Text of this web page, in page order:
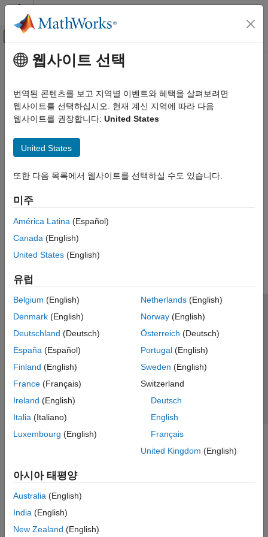
콘텐츠로 바로 가기
오프캔버스 탐색 메뉴 토글
문서 홈
Radar
카테고리
Mapping Toolbox
Get Started with Mapping Toolbox
Map Display
Geometric Geodesy
Coordinate Reference Systems
Applications
Partial Differential Equation Toolbox
Phased Array System Toolbox
주요 콘텐츠
How useful was this information?
웹사이트 선택
번역된 콘텐츠를 보고 지역별 이벤트와 혜택을 살펴보려면
웹사이트를 선택하십시오. 현재 계신 지역에 따라 다음
웹사이트를 권장합니다: United States
United States
또한 다음 목록에서 웹사이트를 선택하실 수도 있습니다.
미주
América Latina (Español)
Canada (English)
United States (English)
유럽
Belgium (English)
Denmark (English)
Deutschland (Deutsch)
España (Español)
Finland (English)
France (Français)
Ireland (English)
Italia (Italiano)
Luxembourg (English)
Netherlands(English)
Norway(English)
Österreich (Deutsch)
Portugal(English)
Sweden (English)
Switzerland
Deutsch
English
Français
United Kingdom (English)
아시아 태평양
Australia (English)
India (English)
New Zealand (English)
신뢰 센터 등록 상표 개인정보 취급방침
불법 복제 방지
애플리케이션 상태
© 1994-2026 The MathWorks, Inc.